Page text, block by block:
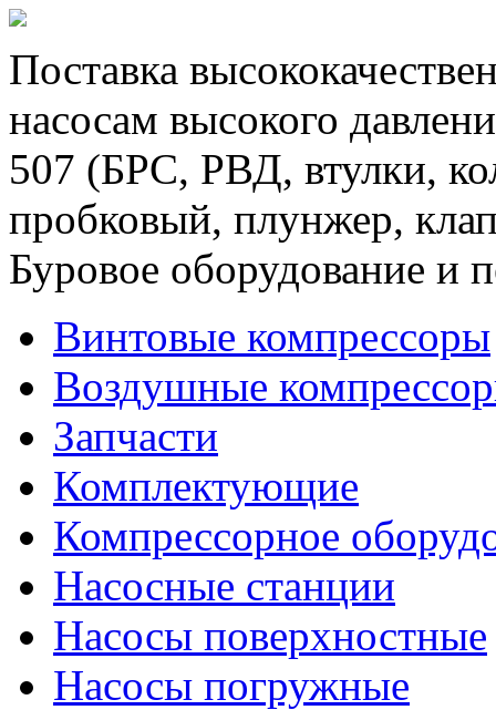
Поставка
насосам высокого
507 (БРС, РВД, втулки,
пробковый, плунжер,
Буровое оборудование и
Винтовые компрессоры
Воздушные
Запчасти
Комплектующие
Компрессорное
Насосные станции
Насосы поверхностные
Насосы погружные